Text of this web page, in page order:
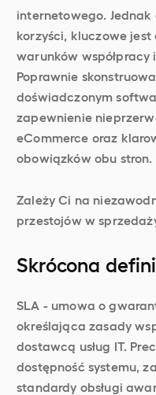
internetowego. Jednak
korzyści, kluczowe jest
warunków współpracy
Poprawnie
doświadczonym
zapewnienie
eCommerce oraz
obowiązków obu stron.
Zależy Ci na
przestojów w
Skrócona
SLA - umowa o
określająca zasady
dostawcą usług IT.
dostępność systemu,
standardy obsługi